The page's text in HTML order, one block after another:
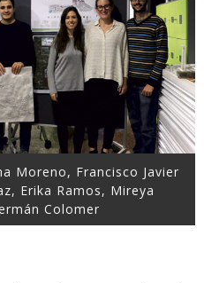
Moreno, Francisco Javier
Erika Ramos, Mireya
Colomer